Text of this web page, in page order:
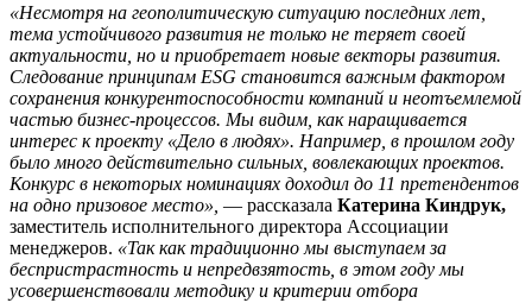
«Несмотря на геополитическую ситуацию последних лет,
тема устойчивого развития не только не теряет своей
актуальности, но и приобретает новые векторы развития.
Следование принципам ESG становится важным фактором
сохранения конкурентоспособности компаний и неотъемлемой
частью бизнес-процессов. Мы видим, как наращивается
интерес к проекту «Дело в людях». Например, в прошлом году
было много действительно сильных, вовлекающих проектов.
Конкурс в некоторых номинациях доходил до 11 претендентов
на одно призовое место», — рассказала Катерина Киндрук,
заместитель исполнительного директора Ассоциации
менеджеров. «Так как традиционно мы выступаем за
беспристрастность и непредвзятость, в этом году мы
усовершенствовали методику и критерии отбора